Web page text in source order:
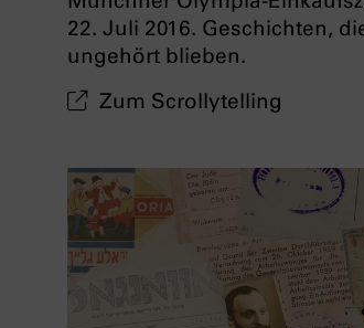
22. Juli 2016. Geschichten,
ungehört blieben.
Zum Scrollytelling